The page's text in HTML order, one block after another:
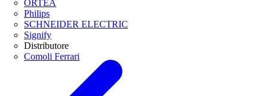
ORTEA
Philips
SCHNEIDER ELECTRIC
Signify
Distributore
Comoli Ferrari